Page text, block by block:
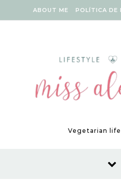
ABOUT ME POLÍTICA DE
Vegetarian